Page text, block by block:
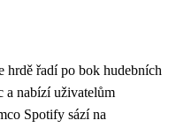
hrdě řadí po bok hudebních
a nabízí uživatelům
Spotify sází na